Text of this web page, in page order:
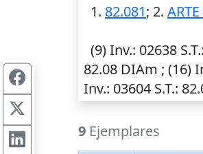
1. 82.081; 2.
(9)Inv.: 02638 S.T.
82.08 DIAm ; (16)
Inv.: 03604 S.T.:
9 Ejemplares